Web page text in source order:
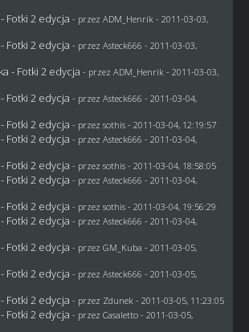
Fotki 2 edycja - przez ADM_Henrik - 2011-03-03,
Fotki 2 edycja - przez Asteck666 - 2011-03-03,
- Fotki 2 edycja - przez ADM_Henrik - 2011-03-03,
Fotki 2 edycja - przez Asteck666 - 2011-03-04,
Fotki 2 edycja - przez sothis- 2011-03-04, 12:19:57
Fotki 2 edycja - przez Asteck666 - 2011-03-04,
Fotki 2 edycja - przez sothis- 2011-03-04, 18:58:05
Fotki 2 edycja - przez Asteck666 - 2011-03-04,
Fotki 2 edycja - przez sothis- 2011-03-04, 19:56:29
Fotki 2 edycja - przez Asteck666 - 2011-03-04,
Fotki 2 edycja - przez GM_Kuba - 2011-03-05,
Fotki 2 edycja - przez Asteck666 - 2011-03-05,
Fotki 2 edycja - przez Zdunek - 2011-03-05, 11:23:05
Fotki 2 edycja - przez Casaletto- 2011-03-05,